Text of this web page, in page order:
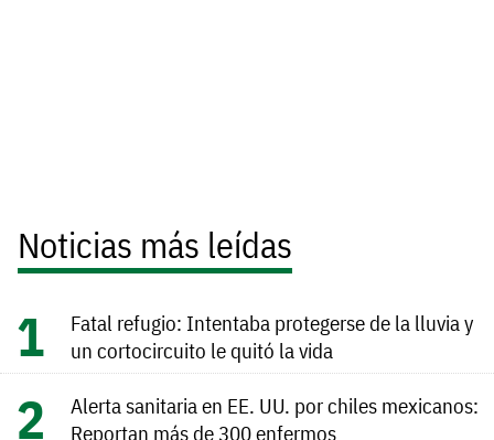
Noticias más leídas
Fatal refugio: Intentaba protegerse de la lluvia y
un cortocircuito le quitó la vida
Alerta sanitaria en EE. UU. por chiles mexicanos:
Reportan más de 300 enfermos